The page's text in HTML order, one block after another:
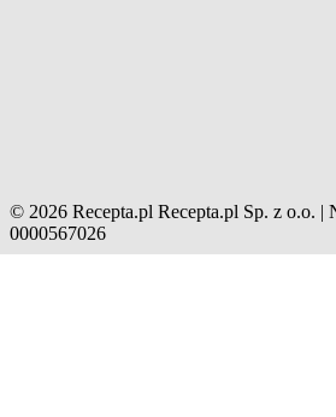
© 2026 Recepta.pl Recepta.pl Sp. z o.o. |
0000567026